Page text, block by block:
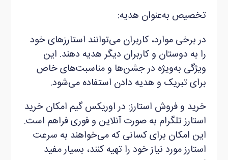
تخصیص به‌عنوان هدیه:
در برخی موارد، کاربران می‌توانند استارزهای خود
را به دوستان و کاربران دیگر هدیه دهند. این
ویژگی به‌ویژه در جشن‌ها و مناسبت‌های خاص
برای تبریک و هدیه دادن استفاده می‌شود.
خرید و فروش استارز: در اوریکس گیم امکان خرید
استارز تلگرام به‌ صورت آنلاین و فوری فراهم است.
این امکان برای کسانی که می‌خواهند به سرعت
استارز مورد نیاز خود را تهیه کنند، بسیار مفید